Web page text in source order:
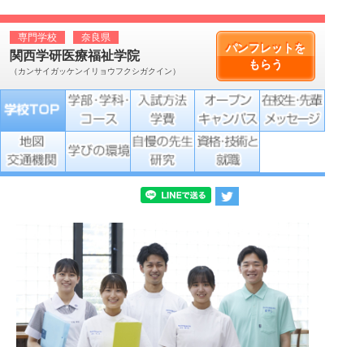
パンフレットを
もらう
専門学校 奈良県
関西学研医療福祉学院
（カンサイガッケンイリョウフクシガクイン）